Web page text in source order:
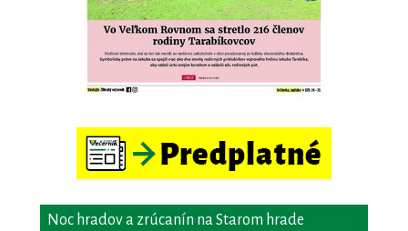
Noc hradov a zrúcanín na Starom hrade